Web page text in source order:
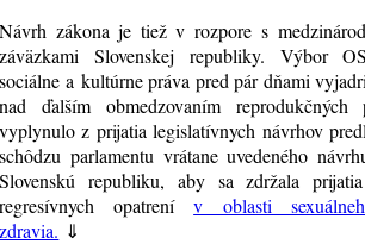
Návrh zákona je tiež v rozpore s
záväzkami Slovenskej republiky. Výbor
sociálne a kultúrne práva pred pár dňami
nad ďalším obmedzovaním
vyplynulo z prijatia legislatívnych návrhov
schôdzu parlamentu vrátane uvedeného
Slovenskú republiku, aby sa zdržala
regresívnych opatrenív oblasti
zdravia. ⇓